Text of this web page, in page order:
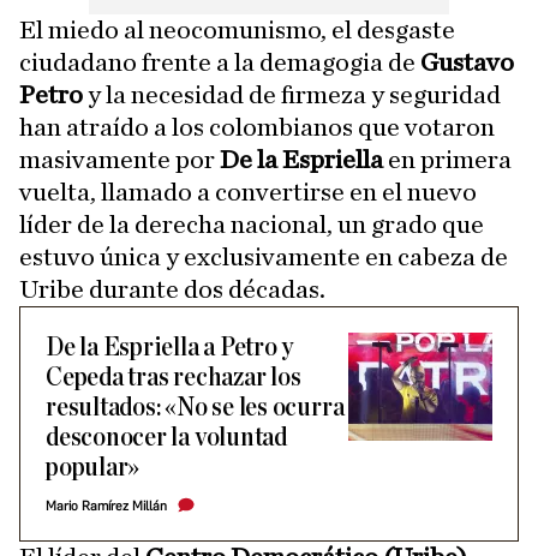
El miedo al neocomunismo, el desgaste
ciudadano frente a la demagogia de Gustavo
Petroy la necesidad de firmeza y seguridad
han atraído a los colombianos que votaron
masivamente porDe la Espriellaen primera
vuelta, llamado a convertirse en el nuevo
líder de la derecha nacional, un grado que
estuvo única y exclusivamente en cabeza de
Uribe durante dos décadas.
De la Espriella a Petro y
Cepeda tras rechazar los
resultados: «No se les ocurra
desconocer la voluntad
popular»
Mario Ramírez Millán